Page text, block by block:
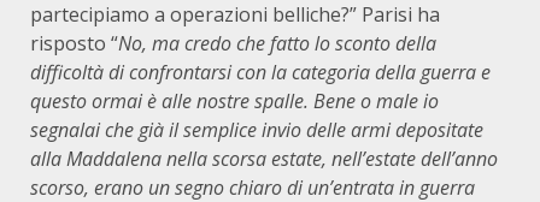
partecipiamo a operazioni belliche?” Parisi ha
risposto “No, ma credo che fatto lo sconto della
difficoltà di confrontarsi con la categoria della guerra e
questo ormai è alle nostre spalle. Bene o male io
segnalai che già il semplice invio delle armi depositate
alla Maddalena nella scorsa estate, nell’estate dell’anno
scorso, erano un segno chiaro di un’entrata in guerra